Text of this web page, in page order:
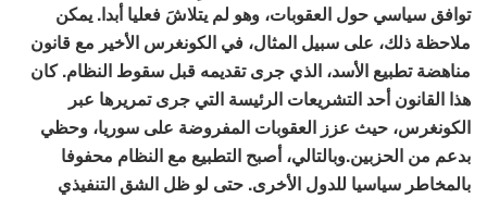
توافق سياسي حول العقوبات، وهو لم يتلاشَ فعليا أبدا. يمكن
ملاحظة ذلك، على سبيل المثال، في الكونغرس الأخير مع قانون
مناهضة تطبيع الأسد، الذي جرى تقديمه قبل سقوط النظام. كان
هذا القانون أحد التشريعات الرئيسة التي جرى تمريرها عبر
الكونغرس، حيث عزز العقوبات المفروضة على سوريا، وحظي
بدعم من الحزبين.وبالتالي، أصبح التطبيع مع النظام محفوفا
بالمخاطر سياسيا للدول الأخرى. حتى لو ظل الشق التنفيذي